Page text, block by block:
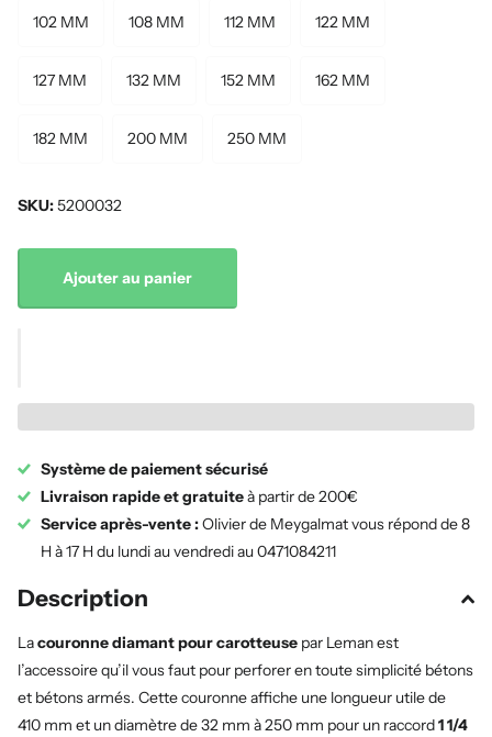
102 MM 108 MM 112 MM 122 MM
127 MM 132 MM 152 MM 162 MM
182 MM 200 MM 250 MM
SKU:5200032
Ajouter au panier
Système de paiement sécurisé
Livraison rapide et gratuiteà partir de 200€
Service après-vente :Olivier de Meygalmat vous répond de 8
H à 17 H du lundi au vendredi au 0471084211
Description
Lacouronne diamant pour carotteuse par Leman est
l’accessoire qu’il vous faut pour perforer en toute simplicité bétons
et bétons armés. Cette couronne affiche une longueur utile de
410 mm et un diamètre de 32 mm à 250 mm pour un raccord1 1/4